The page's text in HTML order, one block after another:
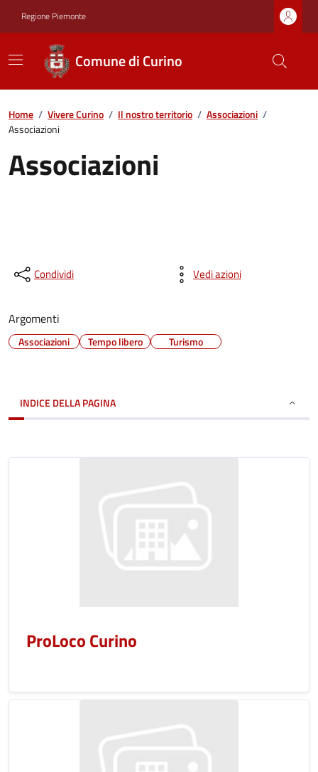
Regione Piemonte
Comune di Curino
Home / Vivere Curino / Il nostro territorio / Associazioni /
Associazioni
Associazioni
Condividi Vedi azioni
Argomenti
Associazioni Tempo libero Turismo
INDICE DELLA PAGINA
ProLoco Curino